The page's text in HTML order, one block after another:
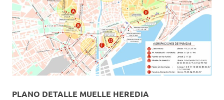
PLANO DETALLE MUELLE HEREDIA